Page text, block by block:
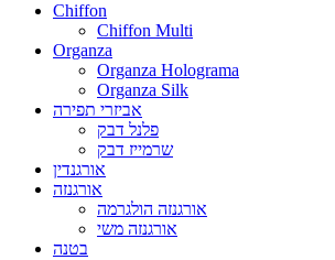
Chiffon
Chiffon Multi
Organza
Organza Holograma
Organza Silk
אביזרי תפירה
פלנל דבק
שרמייז דבק
אורגנדין
אורגנזה
אורגנזה הולגרמה
אורגנזה משי
בטנה